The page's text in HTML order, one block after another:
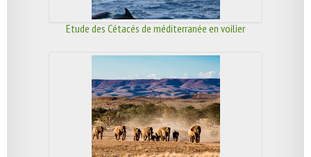
Etude des Cétacés de méditerranée en voilier